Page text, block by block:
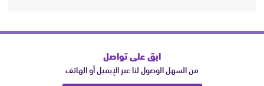
ابق على تواصل
من السهل الوصول لنا عبر الإيميل أو الهاتف